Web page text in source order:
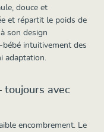
douce et
et répartit le poids de
son design
intuitivement des
adaptation.
avec
encombrement. Le